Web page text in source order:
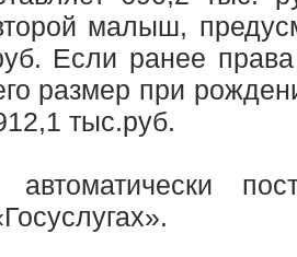
малыш,
Если ранее
размер при
тыс.руб.
автоматически